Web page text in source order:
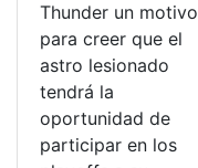
Thunder un motivo
para creer que el
astro lesionado
tendrá la
oportunidad de
participar en los